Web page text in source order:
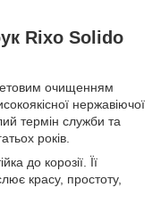
Rixo Solido
очищенням
нержавіючої
термін служби та
років.
до корозії. Її
красу, простоту,